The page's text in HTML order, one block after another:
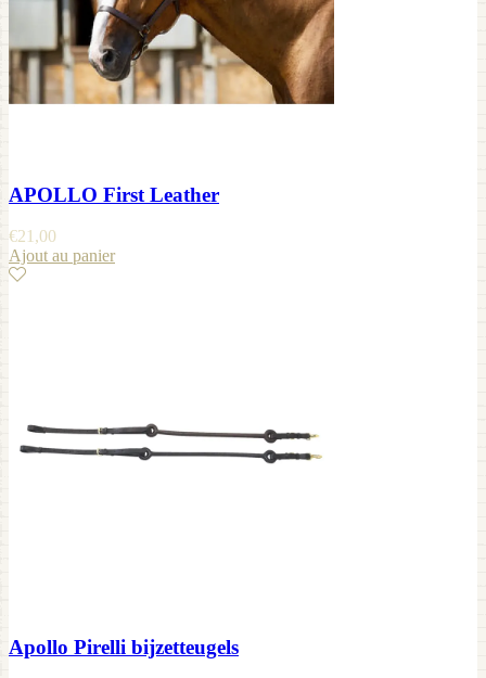
APOLLO First Leather
€21,00
Ajout au panier
Apollo Pirelli bijzetteugels